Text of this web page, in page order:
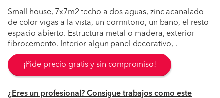
Small house, 7x7m2 techo a dos aguas, zinc acanalado
de color vigas a la vista, un dormitorio, un bano, el resto
espacio abierto. Estructura metal o madera, exterior
fibrocemento. Interior algun panel decorativo, .
¡Pide precio gratis y sin compromiso!
¿Eres un profesional? Consigue trabajos como este